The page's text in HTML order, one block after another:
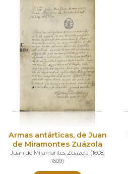
Armas antárticas, de Juan
de Miramontes Zuázola
Juan de Miramontes Zuázola (1608,
1609)